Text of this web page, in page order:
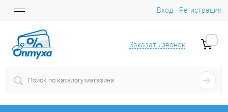
Вход Регистрация
Заказать звонок
0